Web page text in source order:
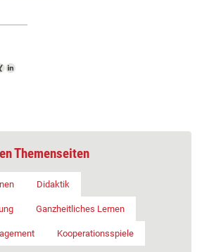
Themenseiten
Didaktik
Ganzheitliches Lernen
Kooperationsspiele